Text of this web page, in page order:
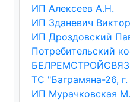
ИП Алексеев А.Н.
ИП Мурачковская